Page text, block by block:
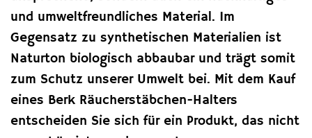
und umweltfreundliches Material. Im
Gegensatz zu synthetischen Materialien ist
Naturton biologisch abbaubar und trägt somit
zum Schutz unserer Umwelt bei. Mit dem Kauf
eines Berk Räucherstäbchen-Halters
entscheiden Sie sich für ein Produkt, das nicht